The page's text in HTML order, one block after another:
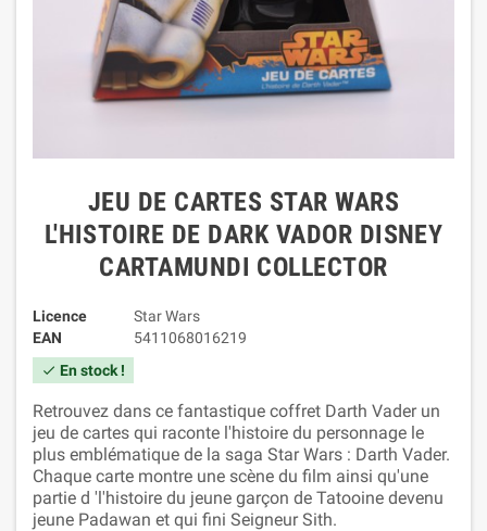
JEU DE CARTES STAR WARS
L'HISTOIRE DE DARK VADOR DISNEY
CARTAMUNDI COLLECTOR
Licence
Star Wars
EAN
5411068016219
check En stock !
Retrouvez dans ce fantastique coffret Darth Vader un
jeu de cartes qui raconte l'histoire du personnage le
plus emblématique de la saga Star Wars : Darth Vader.
Chaque carte montre une scène du film ainsi qu'une
partie d 'l'histoire du jeune garçon de Tatooine devenu
jeune Padawan et qui fini Seigneur Sith.